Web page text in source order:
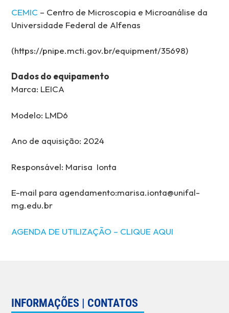
CEMIC – Centro de Microscopia e Microanálise da
Universidade Federal de Alfenas
(https://pnipe.mcti.gov.br/equipment/35698)
Dados do equipamento
Marca: LEICA
Modelo: LMD6
Ano de aquisição: 2024
Responsável: Marisa Ionta
E-mail para agendamento:marisa.ionta@unifal-
mg.edu.br
AGENDA DE UTILIZAÇÃO – CLIQUE AQUI
INFORMAÇÕES | CONTATOS